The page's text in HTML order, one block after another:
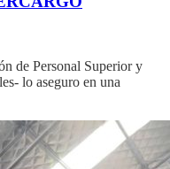
de Personal Superior y
lo aseguro en una